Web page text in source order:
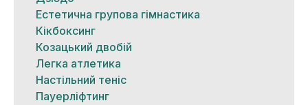
Естетична групова гімнастика
Кікбоксинг
Козацький двобій
Легка атлетика
Настільний теніс
Пауерліфтинг